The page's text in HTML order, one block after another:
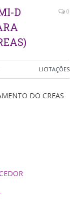
D
0
LICITAÇÕES
DO CREAS